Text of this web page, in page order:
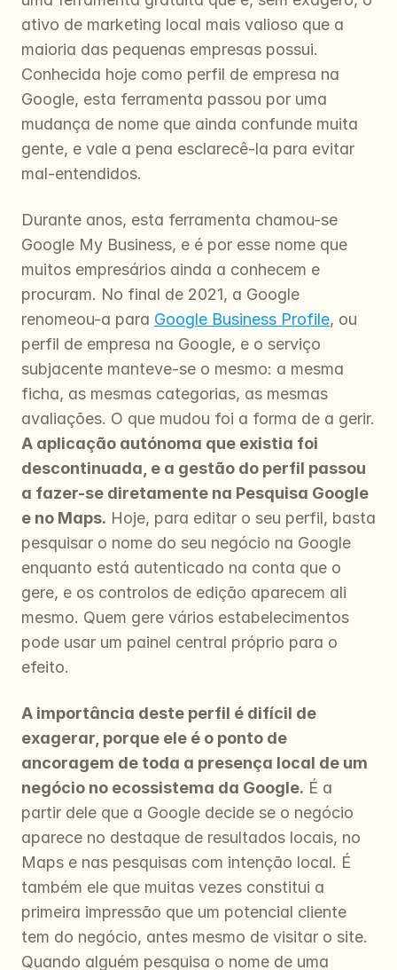
ativo de marketing local mais valioso que a
maioria das pequenas empresas possui.
Conhecida hoje como perfil de empresa na
Google, esta ferramenta passou por uma
mudança de nome que ainda confunde muita
gente, e vale a pena esclarecê-la para evitar
mal-entendidos.
Durante anos, esta ferramenta chamou-se
Google My Business, e é por esse nome que
muitos empresários ainda a conhecem e
procuram. No final de 2021, a Google
renomeou-a para Google Business Profile, ou
perfil de empresa na Google, e o serviço
subjacente manteve-se o mesmo: a mesma
ficha, as mesmas categorias, as mesmas
A aplicação autónoma que existia foi
descontinuada, e a gestão do perfil passou
a fazer-se diretamente na Pesquisa Google
e no Maps. Hoje, para editar o seu perfil, basta
pesquisar o nome do seu negócio na Google
enquanto está autenticado na conta que o
gere, e os controlos de edição aparecem ali
mesmo. Quem gere vários estabelecimentos
pode usar um painel central próprio para o
efeito.
A importância deste perfil é difícil de
exagerar, porque ele é o ponto de
ancoragem de toda a presença local de um
negócio no ecossistema da Google. É a
partir dele que a Google decide se o negócio
aparece no destaque de resultados locais, no
Maps e nas pesquisas com intenção local. É
também ele que muitas vezes constitui a
primeira impressão que um potencial cliente
tem do negócio, antes mesmo de visitar o site.
Quando alguém pesquisa o nome de uma